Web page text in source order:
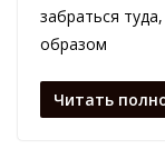
забраться
образом
Читать